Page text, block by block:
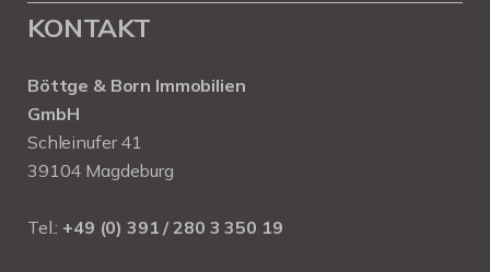
KONTAKT
Böttge & Born Immobilien
GmbH
Schleinufer 41
39104 Magdeburg
Tel.: +49 (0) 391 / 280 3 350 19